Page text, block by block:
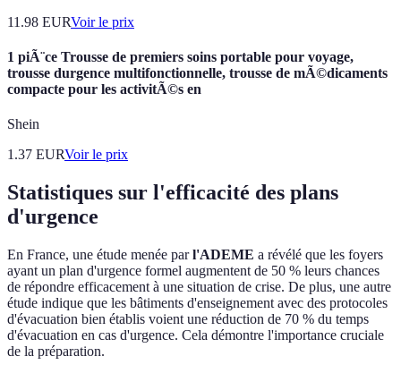
11.98 EURVoir le prix
1 piÃ¨ce Trousse de premiers soins portable pour voyage,
trousse durgence multifonctionnelle, trousse de mÃ©dicaments
compacte pour les activitÃ©s en
Shein
1.37 EURVoir le prix
Statistiques sur l'efficacité des plans
d'urgence
En France, une étude menée parl'ADEME a révélé que les foyers
ayant un plan d'urgence formel augmentent de 50 % leurs chances
de répondre efficacement à une situation de crise. De plus, une autre
étude indique que les bâtiments d'enseignement avec des protocoles
d'évacuation bien établis voient une réduction de 70 % du temps
d'évacuation en cas d'urgence. Cela démontre l'importance cruciale
de la préparation.